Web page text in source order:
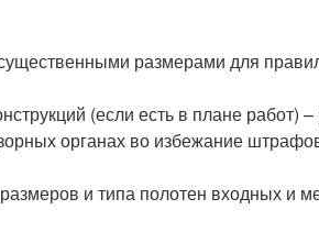
размерами для
(если есть в плане работ) –
органах во избежание
и типа полотен входных и